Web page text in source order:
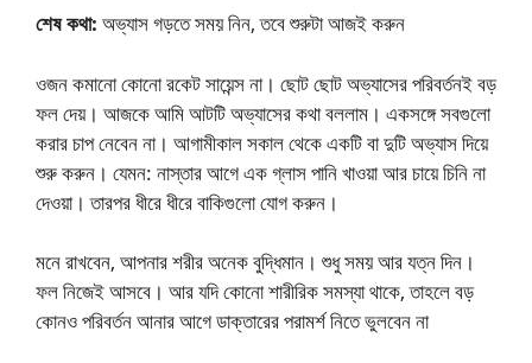
শেষ কথা: অভ্যাস গড়তে সময় নিন, তবে শুরুটা আজই করুন
ওজন কমানো কোনো রকেট সায়েন্স না। ছোট ছোট অভ্যাসের পরিবর্তনই বড়
ফল দেয়। আজকে আমি আটটি অভ্যাসের কথা বললাম। একসঙ্গে সবগুলো
করার চাপ নেবেন না। আগামীকাল সকাল থেকে একটি বা দুটি অভ্যাস দিয়ে
শুরু করুন। যেমন: নাস্তার আগে এক গ্লাস পানি খাওয়া আর চায়ে চিনি না
দেওয়া। তারপর ধীরে ধীরে বাকিগুলো যোগ করুন।
মনে রাখবেন, আপনার শরীর অনেক বুদ্ধিমান। শুধু সময় আর যত্ন দিন।
ফল নিজেই আসবে। আর যদি কোনো শারীরিক সমস্যা থাকে, তাহলে বড়
কোনও পরিবর্তন আনার আগে ডাক্তারের পরামর্শ নিতে ভুলবেন না